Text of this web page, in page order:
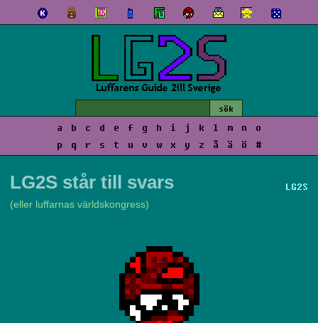
a b c d e f g h i j k l m n
o
p
q r s t u v w x y z å ä ö #
LG2S
LG2S står till svars
(eller luffarnas världskongress)